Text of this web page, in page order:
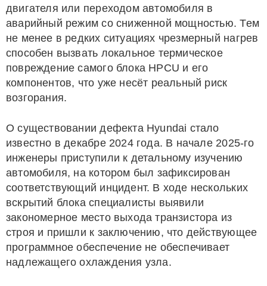
двигателя или переходом автомобиля в
аварийный режим со сниженной мощностью. Тем
не менее в редких ситуациях чрезмерный нагрев
способен вызвать локальное термическое
повреждение самого блока HPCU и его
компонентов, что уже несёт реальный риск
возгорания.
О существовании дефекта Hyundai стало
известно в декабре 2024 года. В начале 2025-го
инженеры приступили к детальному изучению
автомобиля, на котором был зафиксирован
соответствующий инцидент. В ходе нескольких
вскрытий блока специалисты выявили
закономерное место выхода транзистора из
строя и пришли к заключению, что действующее
программное обеспечение не обеспечивает
надлежащего охлаждения узла.